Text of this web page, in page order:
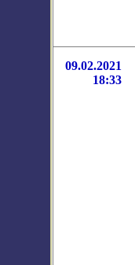
09.02.2021
18:33